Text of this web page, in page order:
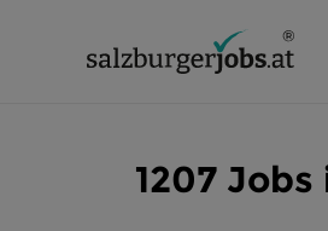
1207